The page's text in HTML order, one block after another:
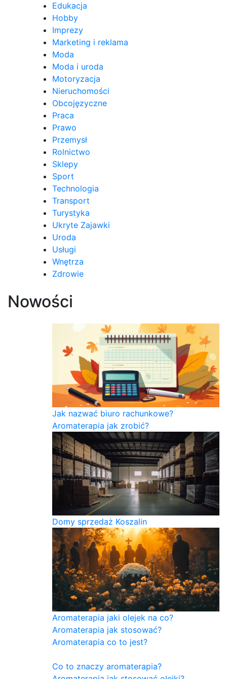
Edukacja
Hobby
Imprezy
Marketing i reklama
Moda
Moda i uroda
Motoryzacja
Nieruchomości
Obcojęzyczne
Praca
Prawo
Przemysł
Rolnictwo
Sklepy
Sport
Technologia
Transport
Turystyka
Ukryte Zajawki
Uroda
Usługi
Wnętrza
Zdrowie
Nowości
Jak nazwać biuro rachunkowe?
Aromaterapia jak zrobić?
Domy sprzedaż Koszalin
Aromaterapia jaki olejek na co?
Aromaterapia jak stosować?
Aromaterapia co to jest?
Co to znaczy aromaterapia?